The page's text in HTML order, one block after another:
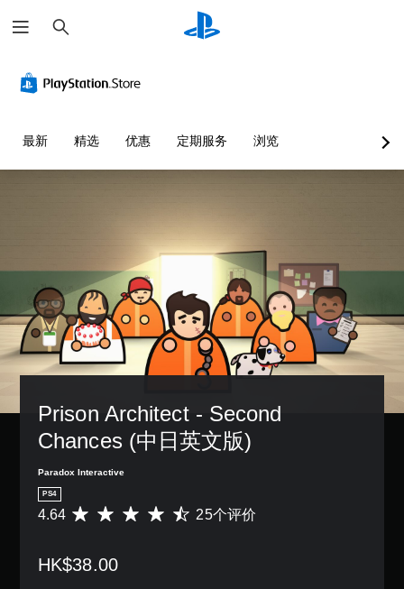
索
最新 精选 优惠 定期服务 浏览
Prison Architect - Second
Chances (中日英文版)
Paradox Interactive
PS4
平
价
4.64 25个评价
HK$38.00